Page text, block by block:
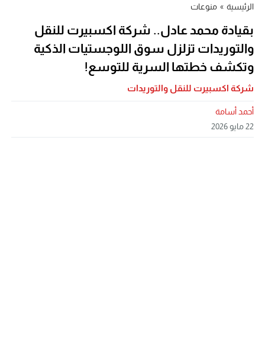
الرئيسية » منوعات
بقيادة محمد عادل.. شركة اكسبيرت للنقل
والتوريدات تزلزل سوق اللوجستيات الذكية
وتكشف خطتها السرية للتوسع!
شركة اكسبيرت للنقل والتوريدات
أحمد أسامة
22 مايو 2026